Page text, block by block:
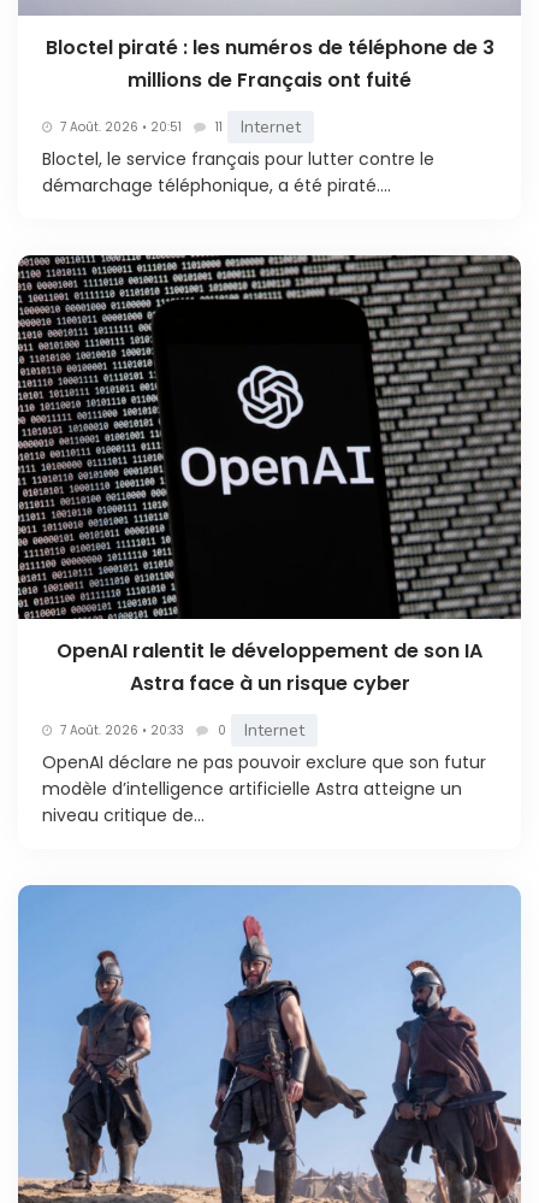
Bloctel piraté : les numéros de téléphone de 3
millions de Français ont fuité
7 Août. 2026 • 20:51 11 Internet
Bloctel, le service français pour lutter contre le
démarchage téléphonique, a été piraté....
OpenAI ralentit le développement de son IA
Astra face à un risque cyber
7 Août. 2026 • 20:33 0 Internet
OpenAI déclare ne pas pouvoir exclure que son futur
modèle d’intelligence artificielle Astra atteigne un
niveau critique de...